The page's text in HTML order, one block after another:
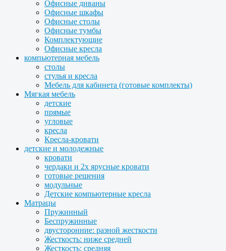
Офисные диваны
Офисные шкафы
Офисные столы
Офисные тумбы
Комплектующие
Офисные кресла
компьютерная мебель
столы
стулья и кресла
Мебель для кабинета (готовые комплекты)
Мягкая мебель
детские
прямые
угловые
кресла
Кресла-кровати
детские и молодежные
кровати
чердаки и 2х ярусные кровати
готовые решения
модульные
Детские компьютерные кресла
Матрацы
Пружинный
Беспружинные
двусторонние: разной жесткости
Жесткость: ниже средней
Жесткость: средняя